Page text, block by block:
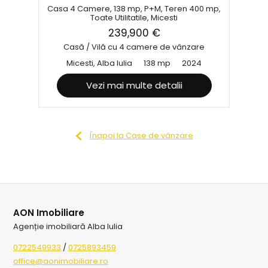
Casa 4 Camere, 138 mp, P+M, Teren 400 mp,
Toate Utilitatile, Micesti
239,900 €
Casă / Vilă cu 4 camere de vânzare
Micesti, Alba Iulia
138 mp 2024
Vezi mai multe detalii
Înapoi la Case de vânzare
AON Imobiliare
Agenție imobiliară Alba Iulia
0722549933 / 0725893459
office@aonimobiliare.ro